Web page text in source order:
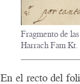
Fragmento de
Harrach Fam
En el recto del